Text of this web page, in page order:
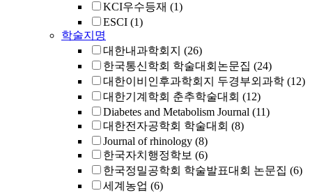
KCI우수등재 (1)
ESCI (1)
학술지명
대한내과학회지 (26)
한국통신학회 학술대회논문집 (24)
대한이비인후과학회지 두경부외과학 (12)
대한기계학회 춘추학술대회 (12)
Diabetes and Metabolism Journal (11)
대한전자공학회 학술대회 (8)
Journal of rhinology (8)
한국자치행정학보 (6)
한국정밀공학회 학술발표대회 논문집 (6)
세계농업 (6)